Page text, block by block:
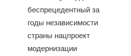
беспрецедентный за
годы независимости
страны нацпроект
модернизации